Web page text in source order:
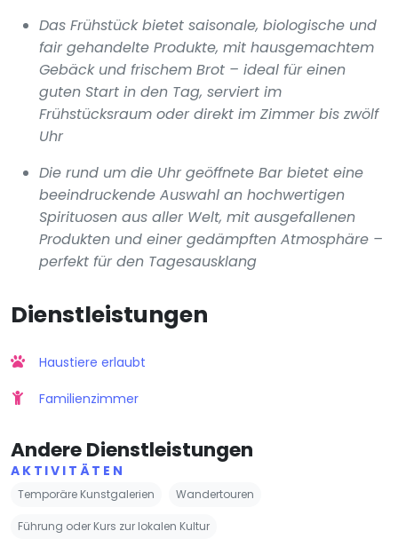
Das Frühstück bietet saisonale, biologische und
fair gehandelte Produkte, mit hausgemachtem
Gebäck und frischem Brot – ideal für einen
guten Start in den Tag, serviert im
Frühstücksraum oder direkt im Zimmer bis zwölf
Uhr
Die rund um die Uhr geöffnete Bar bietet eine
beeindruckende Auswahl an hochwertigen
Spirituosen aus aller Welt, mit ausgefallenen
Produkten und einer gedämpften Atmosphäre –
perfekt für den Tagesausklang
Dienstleistungen
Haustiere erlaubt
Familienzimmer
Andere Dienstleistungen
AKTIVITÄTEN
Temporäre Kunstgalerien Wandertouren
Führung oder Kurs zur lokalen Kultur